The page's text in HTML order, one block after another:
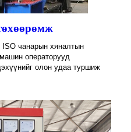
чанарын хяналтын
операторууд
олон удаа туршиж